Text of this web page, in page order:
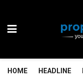
HOME HEADLINE